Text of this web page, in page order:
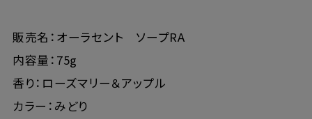
販売名：オーラセント ソープRA
内容量：75g
香り：ローズマリー＆アップル
カラー：みどり